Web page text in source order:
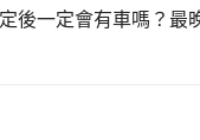
參考tripool的拼車共
用。
還看似方便，但實際
可停靠的地點與你的
或加購兒童座椅。提
路交通安全規則規定
地而定。您可以善用
運等，或者考慮租車
後一定會有車嗎？最